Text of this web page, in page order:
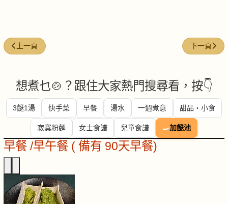
上一篇文章: 芝麻糊 (Black sesame paste)
上一頁 下一篇文
下一頁
想煮乜🍲？跟住大家熱門搜尋看，按👇
3餸1湯 快手菜 早餐 湯水 一週煮意 甜品・小食
寂寞粉麵 女士食譜 兒童食譜 🍳加餸池
早餐 /早午餐 ( 備有 90天早餐)